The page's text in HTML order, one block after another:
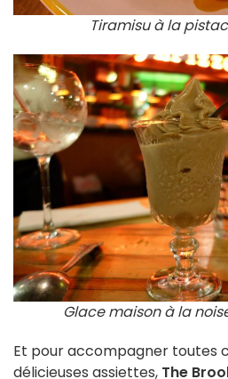
Tiramisu à la
Glace maison à la
Et pour accompagner toutes
délicieuses assiettes, The